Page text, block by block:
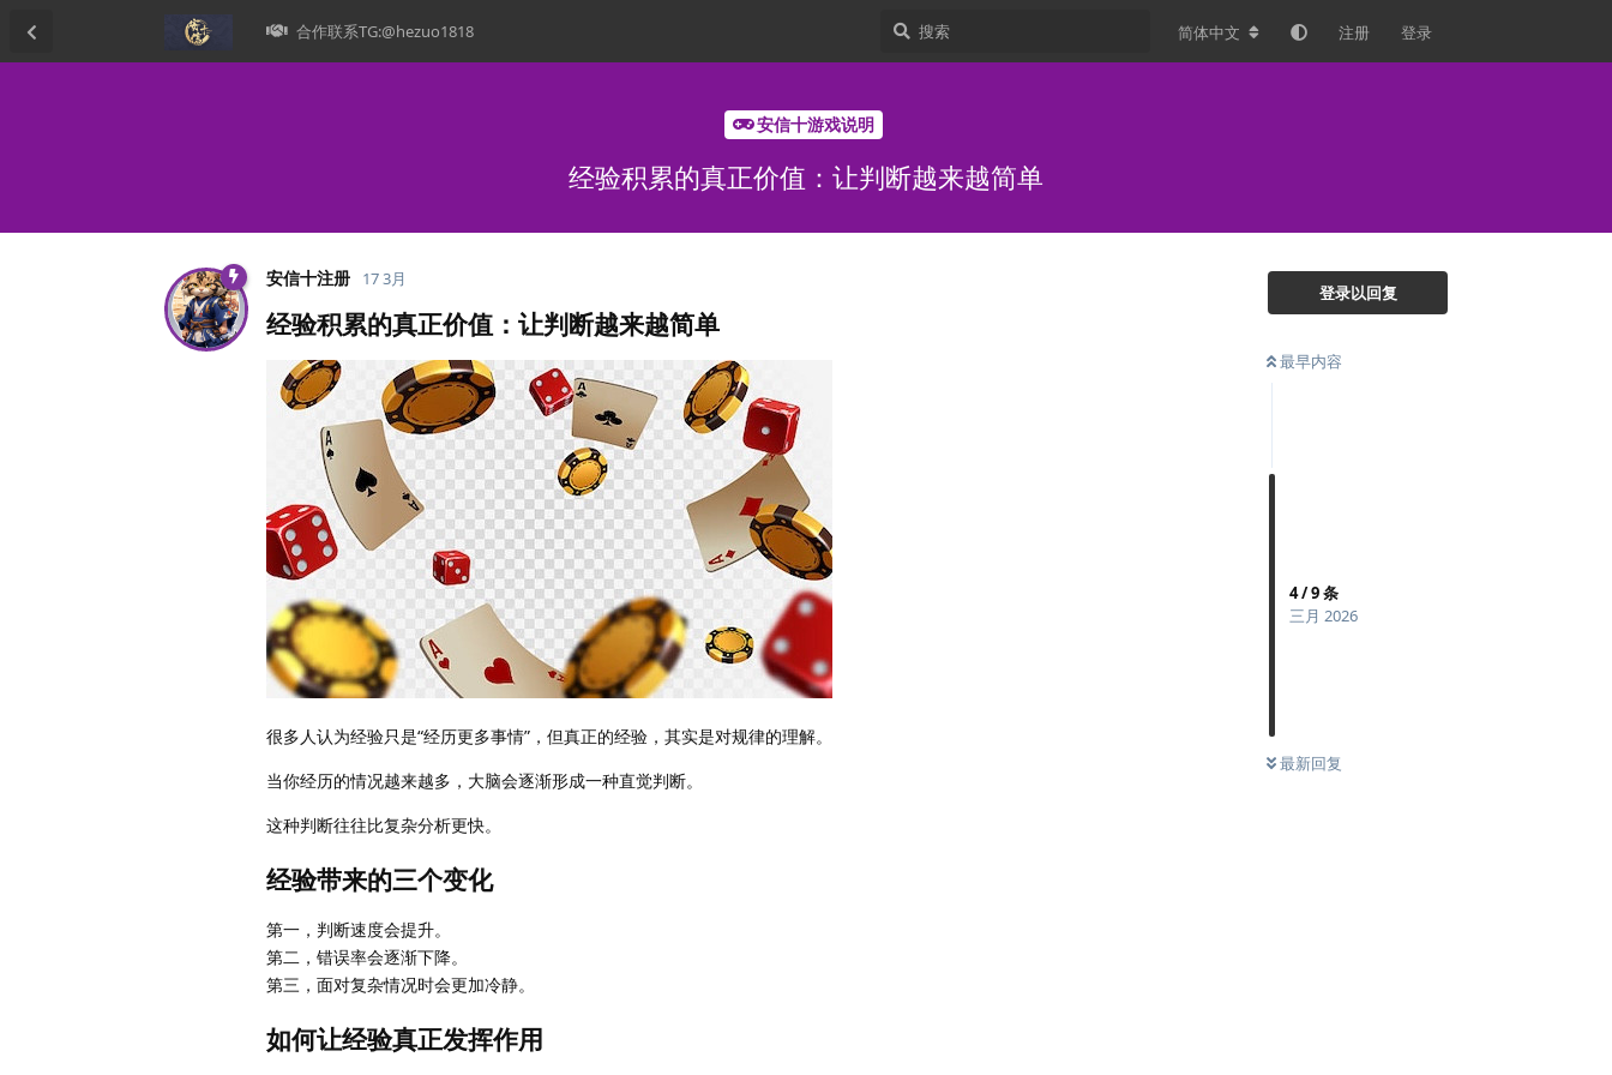
合作联系TG:@hezuo1818 简体中文 注册 登录
安信十游戏说明
经验积累的真正价值：让判断越来越简单
登录以回复
最早内容
4/9条
三月 2026
最新回复
安信十注册 17 3月
经验积累的真正价值：让判断越来越简单
很多人认为经验只是“经历更多事情”，但真正的经验，其实是对规律的理解。
当你经历的情况越来越多，大脑会逐渐形成一种直觉判断。
这种判断往往比复杂分析更快。
经验带来的三个变化
第一，判断速度会提升。
第二，错误率会逐渐下降。
第三，面对复杂情况时会更加冷静。
如何让经验真正发挥作用